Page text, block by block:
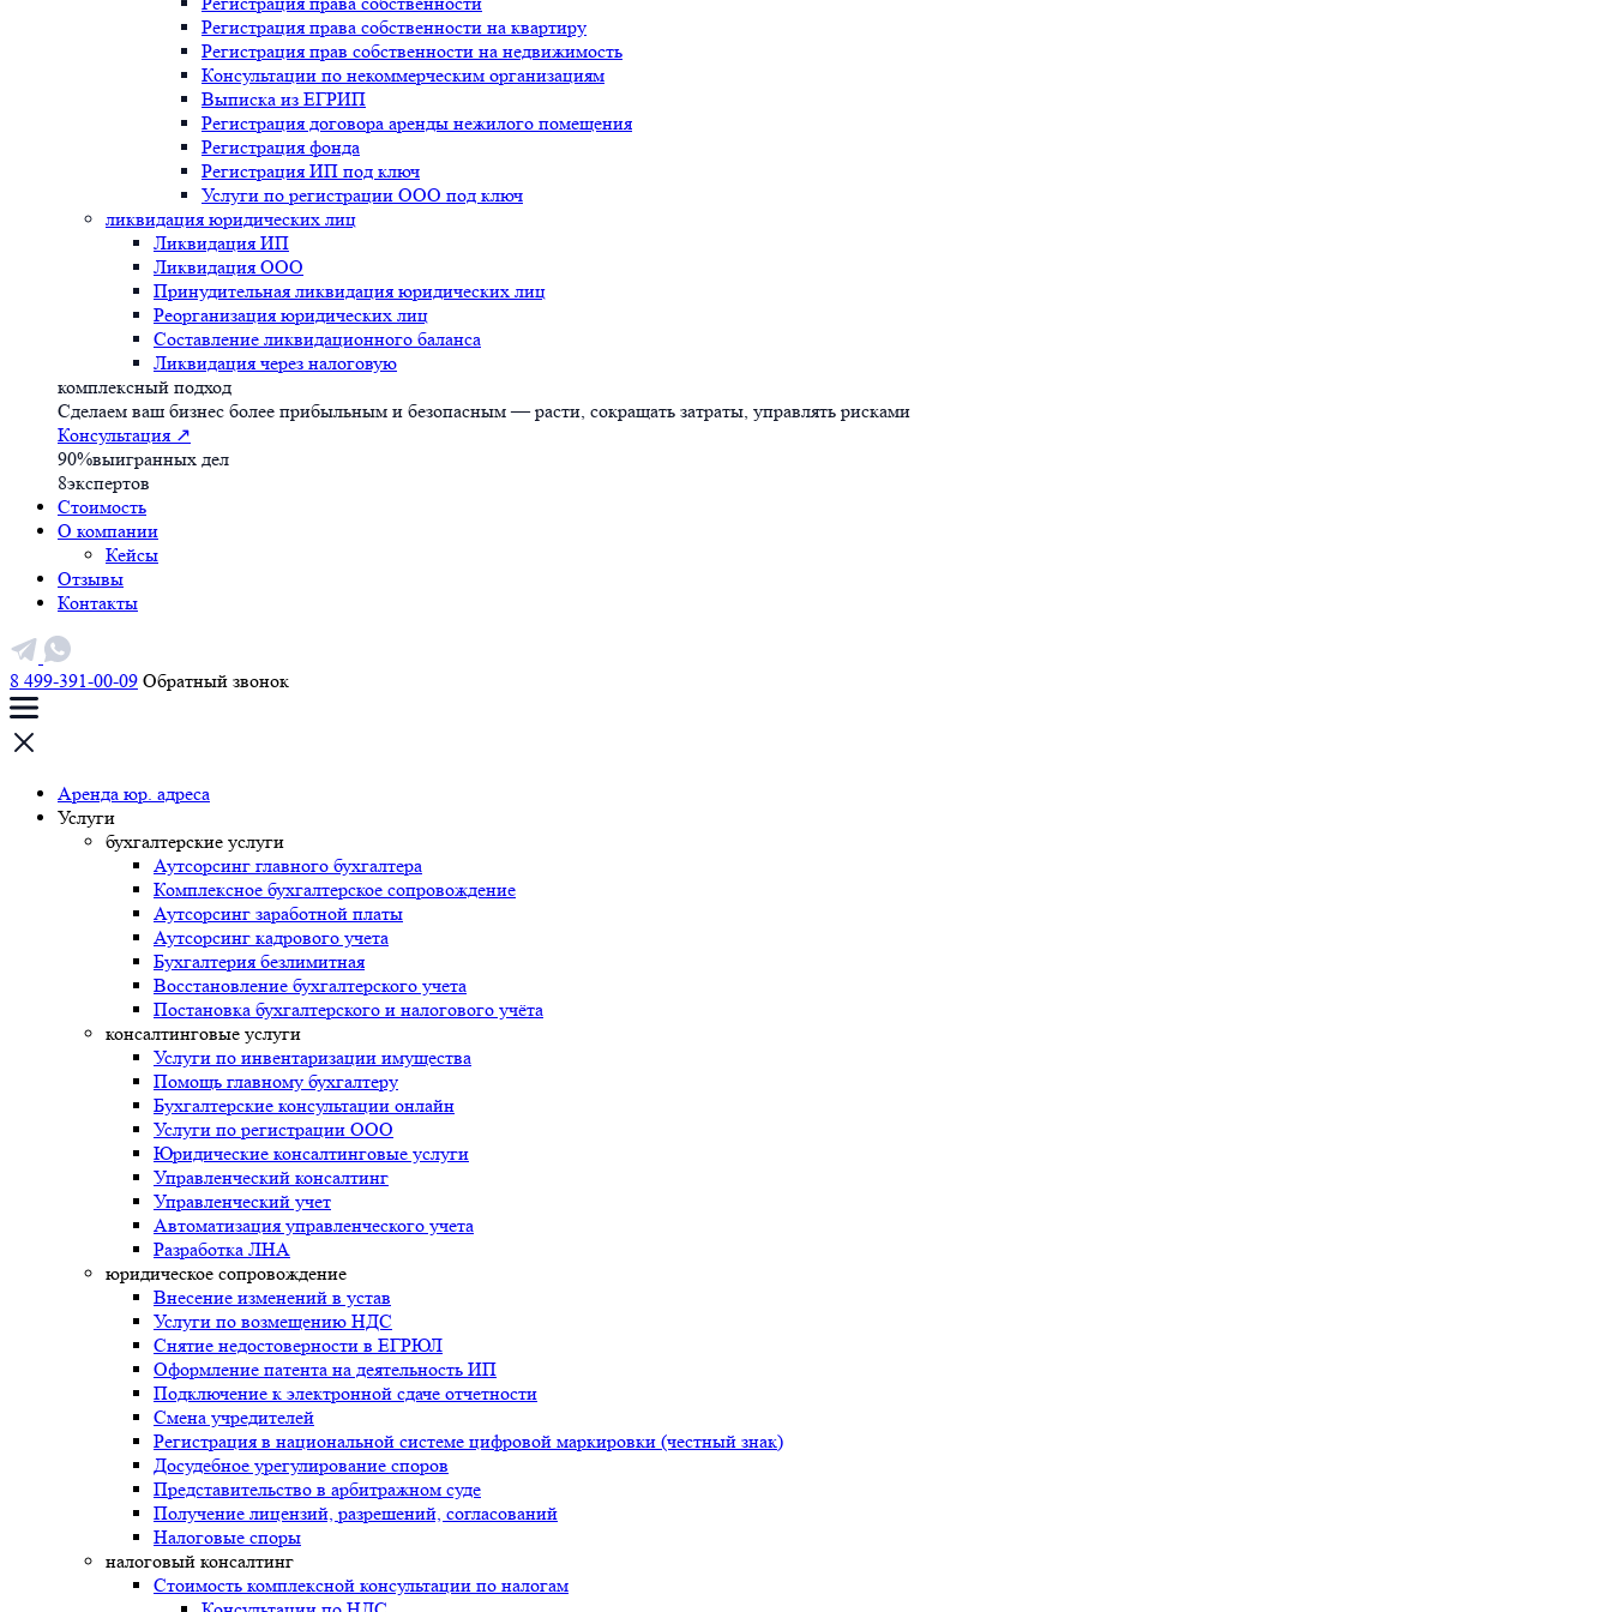
Регистрация права собственности на квартиру
Регистрация прав собственности на недвижимость
Консультации по некоммерческим организациям
Выписка из ЕГРИП
Регистрация договора аренды нежилого помещения
Регистрация фонда
Регистрация ИП под ключ
Услуги по регистрации ООО под ключ
ликвидация юридических лиц
Ликвидация ИП
Ликвидация ООО
Принудительная ликвидация юридических лиц
Реорганизация юридических лиц
Составление ликвидационного баланса
Ликвидация через налоговую
комплексный подход
Сделаем ваш бизнес более прибыльным и безопасным — расти, сокращать затраты, управлять рисками
Консультация ↗
90%выигранных дел
8экспертов
Стоимость
О компании
Кейсы
Отзывы
Контакты
8 499-391-00-09 Обратный звонок
Аренда юр. адреса
Услуги
бухгалтерские услуги
Аутсорсинг главного бухгалтера
Комплексное бухгалтерское сопровождение
Аутсорсинг заработной платы
Аутсорсинг кадрового учета
Бухгалтерия безлимитная
Восстановление бухгалтерского учета
Постановка бухгалтерского и налогового учёта
консалтинговые услуги
Услуги по инвентаризации имущества
Помощь главному бухгалтеру
Бухгалтерские консультации онлайн
Услуги по регистрации ООО
Юридические консалтинговые услуги
Управленческий консалтинг
Управленческий учет
Автоматизация управленческого учета
Разработка ЛНА
юридическое сопровождение
Внесение изменений в устав
Услуги по возмещению НДС
Снятие недостоверности в ЕГРЮЛ
Оформление патента на деятельность ИП
Подключение к электронной сдаче отчетности
Смена учредителей
Регистрация в национальной системе цифровой маркировки (честный знак)
Досудебное урегулирование споров
Представительство в арбитражном суде
Получение лицензий, разрешений, согласований
Налоговые споры
налоговый консалтинг
Стоимость комплексной консультации по налогам